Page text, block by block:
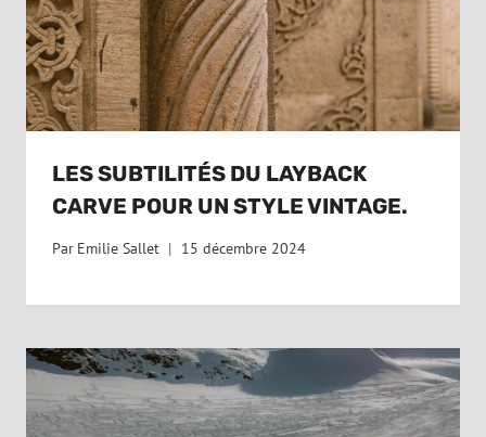
LES SUBTILITÉS DU LAYBACK
CARVE POUR UN STYLE VINTAGE.
Par Emilie Sallet 15 décembre 2024